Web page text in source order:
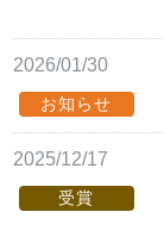
2026/01/30
お知らせ
2025/12/17
受賞